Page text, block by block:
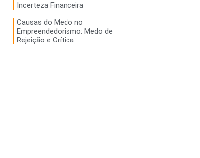
Incerteza Financeira
Causas do Medo no
Empreendedorismo: Medo de
Rejeição e Crítica